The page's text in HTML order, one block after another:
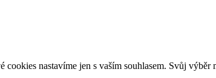
nastavíme jen s vaším souhlasem. Svůj